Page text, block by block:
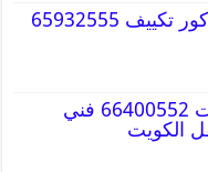
قص خرسانه وفتح كور تكييف 65932555
تظليل سيارة الكويت 66400552 فني
الكويت